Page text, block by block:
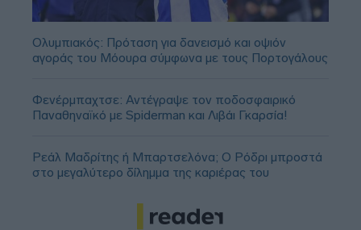
Ολυμπιακός: Πρόταση για δανεισμό και οψιόν
αγοράς του Μόουρα σύμφωνα με τους Πορτογάλους
Φενέρμπαχτσε: Αντέγραψε τον ποδοσφαιρικό
Παναθηναϊκό με Spiderman και Λιβάι Γκαρσία!
Ρεάλ Μαδρίτης ή Μπαρτσελόνα; Ο Ρόδρι μπροστά
στο μεγαλύτερο δίλημμα της καριέρας του